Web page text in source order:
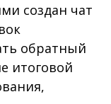
создан чат
обратный
итоговой